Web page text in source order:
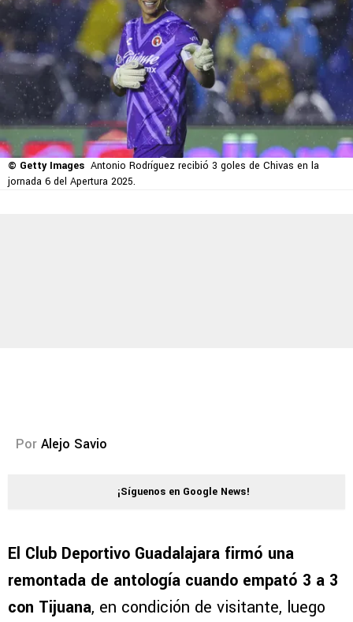
© Getty Images Antonio Rodríguez recibió 3 goles de Chivas en la
jornada 6 del Apertura 2025.
Por Alejo Savio
¡Síguenos en Google News!
El Club Deportivo Guadalajara firmó una
remontada de antología cuando empató 3 a 3
con Tijuana, en condición de visitante, luego